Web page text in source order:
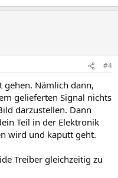
#4
gehen. Nämlich dann,
gelieferten Signal nichts
darzustellen. Dann
Teil in der Elektronik
wird und kaputt geht.
Treiber gleichzeitig zu